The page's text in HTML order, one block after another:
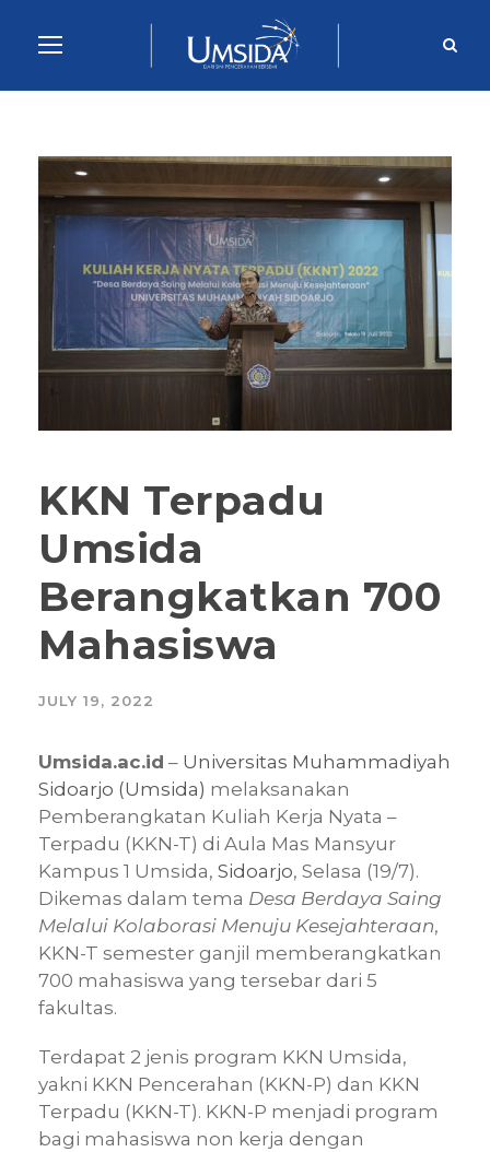
KKN Terpadu
Umsida
Berangkatkan 700
Mahasiswa
JULY 19, 2022
Umsida.ac.id – Universitas Muhammadiyah
Sidoarjo (Umsida) melaksanakan
Pemberangkatan Kuliah Kerja Nyata –
Terpadu (KKN-T) di Aula Mas Mansyur
Kampus 1 Umsida, Sidoarjo, Selasa (19/7).
Dikemas dalam tema Desa Berdaya Saing
Melalui Kolaborasi Menuju Kesejahteraan,
KKN-T semester ganjil memberangkatkan
700 mahasiswa yang tersebar dari 5
fakultas.
Terdapat 2 jenis program KKN Umsida,
yakni KKN Pencerahan (KKN-P) dan KKN
Terpadu (KKN-T). KKN-P menjadi program
bagi mahasiswa non kerja dengan